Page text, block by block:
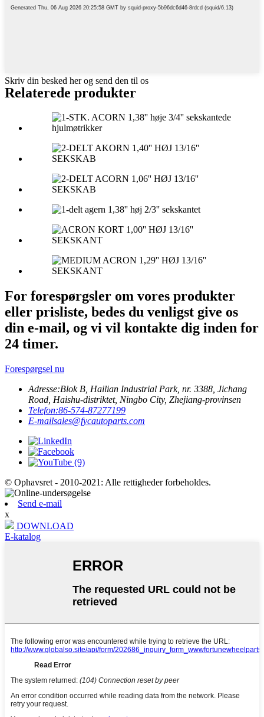
Skriv din besked her og send den til os
Relaterede produkter
For forespørgsler om vores produkter
eller prisliste, bedes du venligst give os
din e-mail, og vi vil kontakte dig inden for
24 timer.
Forespørgsel nu
Adresse:Blok B, Hailian Industrial Park, nr. 3388, Jichang
Road, Haishu-distriktet, Ningbo City, Zhejiang-provinsen
Telefon:86-574-87277199
E-mailsales@fycautoparts.com
© Ophavsret - 2010-2021: Alle rettigheder forbeholdes.
Send e-mail
x
DOWNLOAD
E-katalog